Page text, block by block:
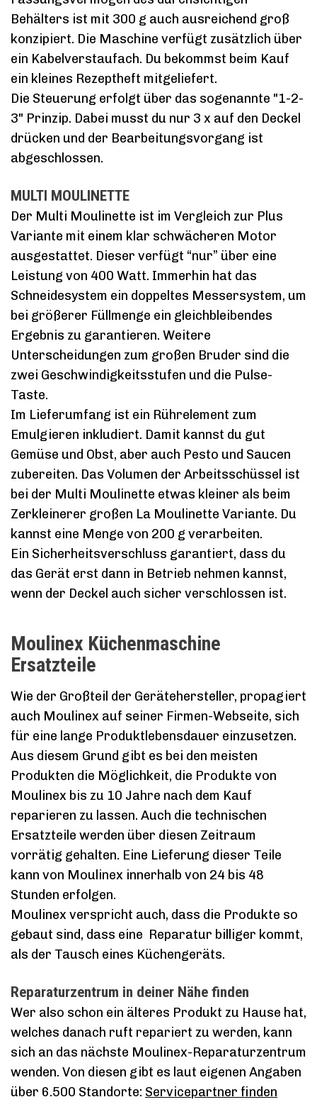
Behälters ist mit 300 g auch ausreichend groß
konzipiert. Die Maschine verfügt zusätzlich über
ein Kabelverstaufach. Du bekommst beim Kauf
ein kleines Rezeptheft mitgeliefert.
Die Steuerung erfolgt über das sogenannte "1-2-
3" Prinzip. Dabei musst du nur 3 x auf den Deckel
drücken und der Bearbeitungsvorgang ist
abgeschlossen.
MULTI MOULINETTE
Der Multi Moulinette ist im Vergleich zur Plus
Variante mit einem klar schwächeren Motor
ausgestattet. Dieser verfügt “nur” über eine
Leistung von 400 Watt. Immerhin hat das
Schneidesystem ein doppeltes Messersystem, um
bei größerer Füllmenge ein gleichbleibendes
Ergebnis zu garantieren. Weitere
Unterscheidungen zum großen Bruder sind die
zwei Geschwindigkeitsstufen und die Pulse-
Taste.
Im Lieferumfang ist ein Rührelement zum
Emulgieren inkludiert. Damit kannst du gut
Gemüse und Obst, aber auch Pesto und Saucen
zubereiten. Das Volumen der Arbeitsschüssel ist
bei der Multi Moulinette etwas kleiner als beim
Zerkleinerer großen La Moulinette Variante. Du
kannst eine Menge von 200 g verarbeiten.
Ein Sicherheitsverschluss garantiert, dass du
das Gerät erst dann in Betrieb nehmen kannst,
wenn der Deckel auch sicher verschlossen ist.
Moulinex Küchenmaschine
Ersatzteile
Wie der Großteil der Gerätehersteller, propagiert
auch Moulinex auf seiner Firmen-Webseite, sich
für eine lange Produktlebensdauer einzusetzen.
Aus diesem Grund gibt es bei den meisten
Produkten die Möglichkeit, die Produkte von
Moulinex bis zu 10 Jahre nach dem Kauf
reparieren zu lassen. Auch die technischen
Ersatzteile werden über diesen Zeitraum
vorrätig gehalten. Eine Lieferung dieser Teile
kann von Moulinex innerhalb von 24 bis 48
Stunden erfolgen.
Moulinex verspricht auch, dass die Produkte so
gebaut sind, dass eine Reparatur billiger kommt,
als der Tausch eines Küchengeräts.
Reparaturzentrum in deiner Nähe finden
Wer also schon ein älteres Produkt zu Hause hat,
welches danach ruft repariert zu werden, kann
sich an das nächste Moulinex-Reparaturzentrum
wenden. Von diesen gibt es laut eigenen Angaben
über 6.500 Standorte: Servicepartner finden